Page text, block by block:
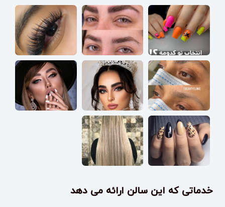
خدماتی که این سالن ارائه می دهد